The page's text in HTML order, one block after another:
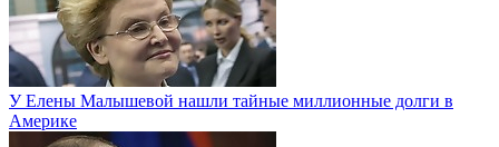
У Елены Малышевой нашли тайные миллионные долги в
Америке